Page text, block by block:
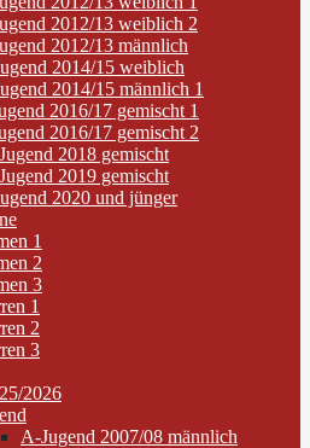
2012/13 weiblich 2
2012/13 männlich
2014/15 weiblich
2014/15 männlich 1
2016/17 gemischt 1
2016/17 gemischt 2
2018 gemischt
2019 gemischt
2020 und jünger
1
2
3
1
2
3
2026
A-Jugend 2007/08 männlich